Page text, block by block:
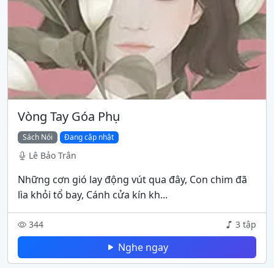
Vòng Tay Góa Phụ
Sách Nói Đang cập nhật
Lê Bảo Trân
Những cơn gió lay động vút qua đây, Con chim đã
lìa khỏi tổ bay, Cánh cửa kín kh...
344 3 tập
Nghe ngay